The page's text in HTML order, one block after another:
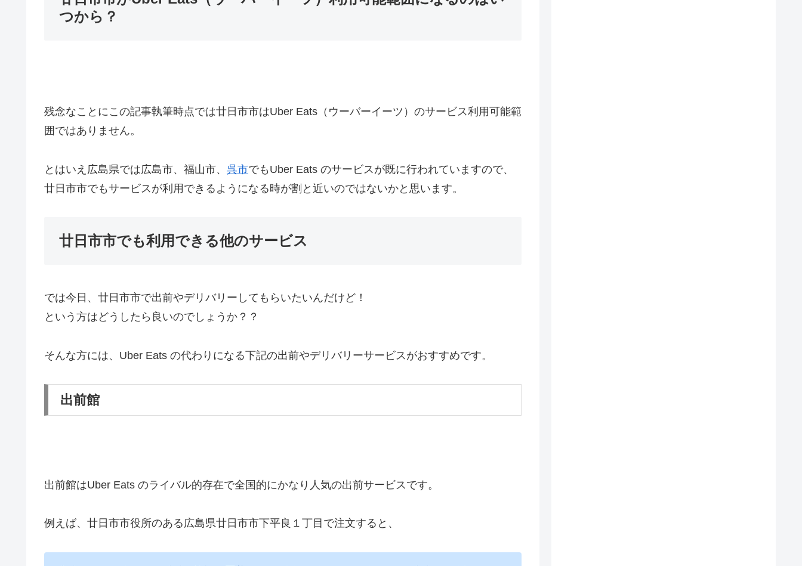
つから？
残念なことにこの記事執筆時点では廿日市市はUber Eats（ウーバーイーツ）のサービス利用可能範
囲ではありません。
とはいえ広島県では広島市、福山市、 呉市でもUber Eats のサービスが既に行われていますので、
廿日市市でもサービスが利用できるようになる時が割と近いのではないかと思います。
廿日市市でも利用できる他のサービス
では今日、廿日市市で出前やデリバリーしてもらいたいんだけど！
という方はどうしたら良いのでしょうか？？
そんな方には、Uber Eats の代わりになる下記の出前やデリバリーサービスがおすすめです。
出前館
出前館はUber Eats のライバル的存在で全国的にかなり人気の出前サービスです。
例えば、廿日市市役所のある広島県廿日市市下平良１丁目で注文すると、